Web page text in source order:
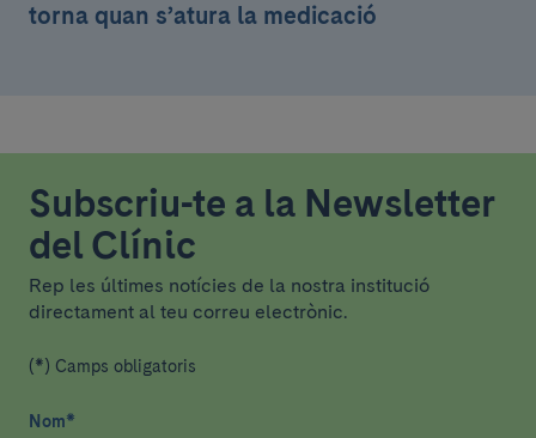
torna quan s’atura la medicació
Subscriu-te a la Newsletter
del Clínic
Rep les últimes notícies de la nostra institució
directament al teu correu electrònic.
(*) Camps obligatoris
Nom*